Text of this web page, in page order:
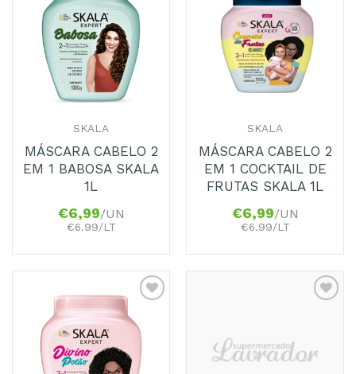
Adicionar
aos
Favoritos
SKALA
MÁSCARA CABELO 2
EM 1 BABOSA SKALA
1L
€6,99/UN
€6.99/LT
Adicionar
aos
Favoritos
SKALA
MÁSCARA CABELO 2
EM 1 COCKTAIL DE
FRUTAS SKALA 1L
€6,99/UN
€6.99/LT
Adicionar
aos
Favoritos